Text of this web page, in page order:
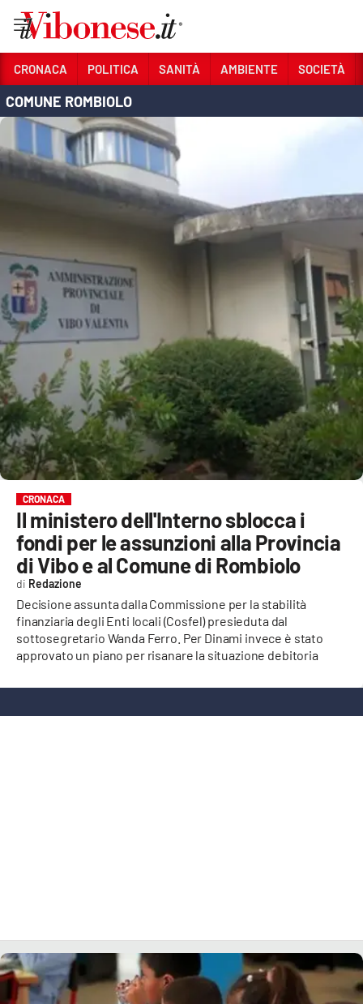
Sezioni
CRONACA
POLITICA
SOCIETÀ
CULTURA
ECONOMIA E LAVORO
EVENTI
SPORT
Streaming
LAC TV
LAC NETWORK
LAC ONAIR
LaC
Network
LACPLAY.IT
App
ANDROID
CRONACA POLITICA SANITÀ AMBIENTE SOCIETÀ
COMUNE ROMBIOLO
CRONACA
Il ministero dell'Interno sblocca i
fondi per le assunzioni alla Provincia
di Vibo e al Comune di Rombiolo
Decisione assunta dalla Commissione per la stabilità
finanziaria degli Enti locali (Cosfel) presieduta dal
sottosegretario Wanda Ferro. Per Dinami invece è stato
approvato un piano per risanare la situazione debitoria
Redazione